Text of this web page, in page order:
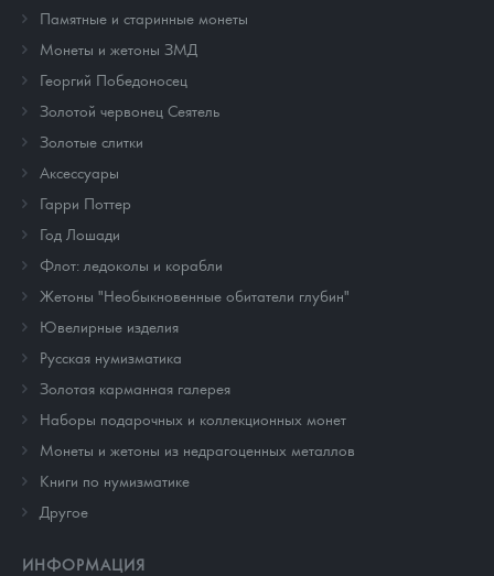
Памятные и старинные монеты
Монеты и жетоны ЗМД
Георгий Победоносец
Золотой червонец Сеятель
Золотые слитки
Аксессуары
Гарри Поттер
Год Лошади
Флот: ледоколы и корабли
Жетоны "Необыкновенные обитатели глубин"
Ювелирные изделия
Русская нумизматика
Золотая карманная галерея
Наборы подарочных и коллекционных монет
Монеты и жетоны из недрагоценных металлов
Книги по нумизматике
Другое
ИНФОРМАЦИЯ